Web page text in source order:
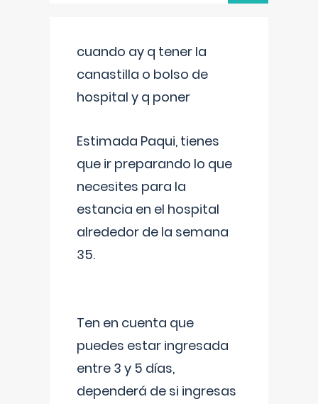
cuando ay q tener la
canastilla o bolso de
hospital y q poner
Estimada Paqui, tienes
que ir preparando lo que
necesites para la
estancia en el hospital
alrededor de la semana
35.
Ten en cuenta que
puedes estar ingresada
entre 3 y 5 días,
dependerá de si ingresas